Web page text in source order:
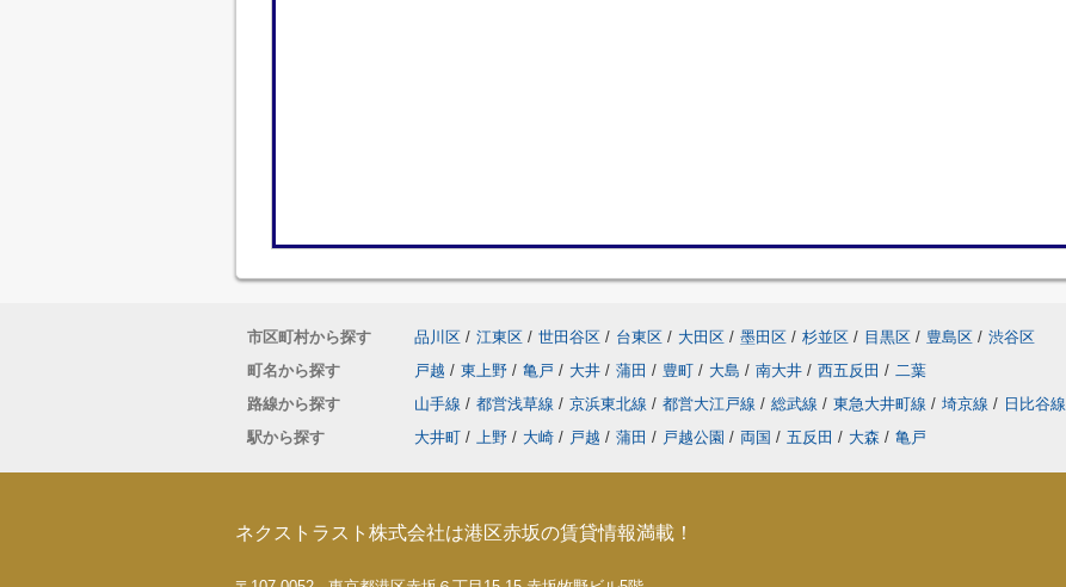
市区町村から探す 品川区 / 江東区 / 世田谷区 / 台東区 / 大田区 / 墨田区 / 杉並区 / 目黒区 / 豊島区 / 渋谷区
町名から探す
戸越 / 東上野 / 亀戸 / 大井 / 蒲田 / 豊町 / 大島 / 南大井 / 西五反田 / 二葉
路線から探す
山手線 / 都営浅草線 / 京浜東北線 / 都営大江戸線 / 総武線 / 東急大井町線 / 埼京線 / 日比谷線
駅から探す
大井町 / 上野 / 大崎 / 戸越 / 蒲田 / 戸越公園 / 両国 / 五反田 / 大森 / 亀戸
ネクストラスト株式会社は港区赤坂の賃貸情報満載！